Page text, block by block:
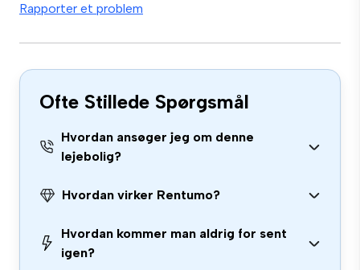
Rapporter et problem
Ofte Stillede Spørgsmål
Hvordan ansøger jeg om denne
lejebolig?
Hvordan virker Rentumo?
Hvordan kommer man aldrig for sent
igen?